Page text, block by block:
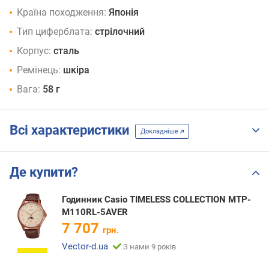
Країна походження: Японія
Тип циферблата: стрілочний
Корпус: сталь
Ремінець: шкіра
Вага: 58 г
Всі характеристики Докладніше
Де купити?
Годинник Casio TIMELESS COLLECTION MTP-
M110RL-5AVER
7 707 грн.
Vector-d.ua
З нами 9 років